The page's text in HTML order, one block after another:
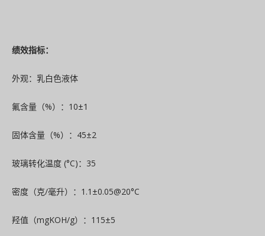
绩效指标：
外观：乳白色液体
氟含量（%）：10±1
固体含量（%）：45±2
玻璃转化温度 (°C)：35
密度（克/毫升）：1.1±0.05@20°C
羟值（mgKOH/g）：115±5